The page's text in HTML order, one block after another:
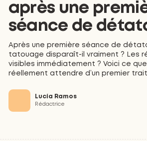
après une
séance de
Après une première séance de
tatouage disparaît-il vraiment ? Les
visibles immédiatement ? Voici ce que
réellement attendre d’un premier
Lucía Ramos
Rédactrice